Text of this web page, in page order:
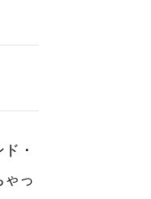
・
ゃっ